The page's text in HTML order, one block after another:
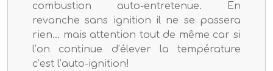
combustion auto-entretenue. En
revanche sans ignition il ne se passera
rien… mais attention tout de même car si
l’on continue d’élever la température
c’est l’auto-ignition!